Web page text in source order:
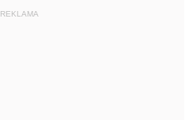
REKLAMA